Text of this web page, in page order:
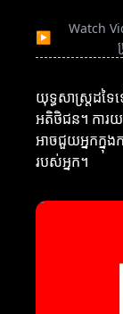
▶
Watch
យុទ្ធសាស្ត្រដទ
អតិថិជន។ ការ
អាចជួយអ្នកក្នុង
របស់អ្នក។